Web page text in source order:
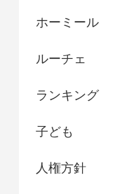
ホーミール
ルーチェ
ランキング
子ども
人権方針